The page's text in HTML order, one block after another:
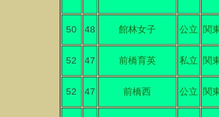
50 48 館林女子 公立 関
52 47 前橋育英 私立 関
52 47 前橋西 公立 関